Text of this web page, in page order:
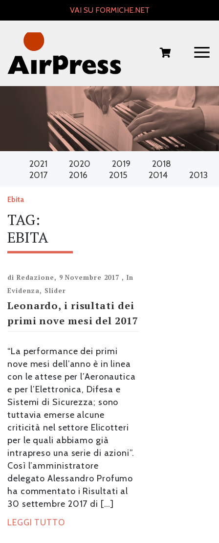
VAI SU FORMICHE.NET
2021 2020 2019
2018
2017
2016 2015 2014 2013
Ebita
TAG:
EBITA
di Redazione, 9 Novembre 2017 , In
Evidenza, Slider
Leonardo, i risultati dei
primi nove mesi del 2017
“La performance dei primi
nove mesi dell’anno è in linea
con le attese per l’Aeronautica
e per l’Elettronica, Difesa e
Sistemi di Sicurezza; sono
tuttavia emerse alcune
criticità nel settore Elicotteri
per le quali abbiamo già
intrapreso una serie di azioni”.
Così l’amministratore
delegato Alessandro Profumo
ha commentato i Risultati al
30 settembre 2017 di […]
LEGGI TUTTO